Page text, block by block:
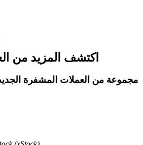
خدمة الاقتراض المدعومة
اكتشف المزيد من
مجموعة من العملات المشفرة